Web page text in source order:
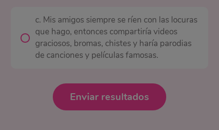
c. Mis amigos siempre se ríen con las locuras
que hago, entonces compartiría videos
graciosos, bromas, chistes y haría parodias
de canciones y películas famosas.
Enviar resultados